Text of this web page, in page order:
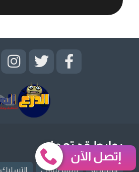
روابط قد تهمك
الرئيسية ترميم منازل التسليك
إتصل الآن